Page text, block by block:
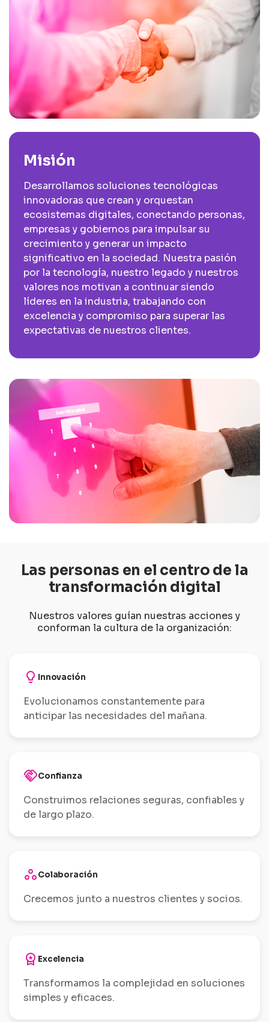
Misión
Desarrollamos soluciones tecnológicas
innovadoras que crean y orquestan
ecosistemas digitales, conectando personas,
empresas y gobiernos para impulsar su
crecimiento y generar un impacto
significativo en la sociedad. Nuestra pasión
por la tecnología, nuestro legado y nuestros
valores nos motivan a continuar siendo
líderes en la industria, trabajando con
excelencia y compromiso para superar las
expectativas de nuestros clientes.
Las personas en el centro de la
transformación digital
Nuestros valores guían nuestras acciones y
conforman la cultura de la organización:
lightbulb Innovación
Evolucionamos constantemente para
anticipar las necesidades del mañana.
handshakeConfianza
Construimos relaciones seguras, confiables y
de largo plazo.
workspacesColaboración
Crecemos junto a nuestros clientes y socios.
workspace_premium Excelencia
Transformamos la complejidad en soluciones
simples y eficaces.